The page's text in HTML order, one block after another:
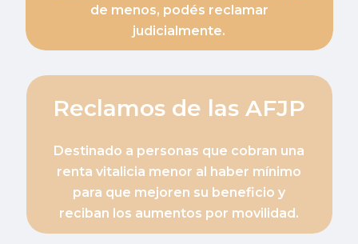
de menos, podés reclamar
judicialmente.
Reclamos de las AFJP
Destinado a personas que cobran una
renta vitalicia menor al haber mínimo
para que mejoren su beneficio y
reciban los aumentos por movilidad.